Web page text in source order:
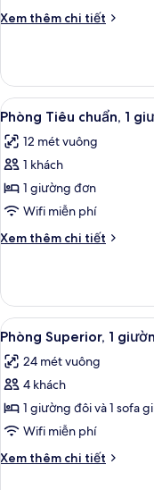
1Xem thêm chi tiết
Chi
Phòng
đôi
Tiêu
chuẩn,
giường
Xem
tất
cả
ảnh
Phòng
Tiêu
chuẩn,
1
đơn
10
Phòng Tiêu chuẩn, 1
12 mét vuông
1 khách
1 giường đơn
Wifi miễn phí
Xem thêm chi tiết
Chi
Phòng
Tiêu
chuẩn,
giường
đơn
Xem
tất
cả
ảnh
Phòng
Superior,
1
giường
10
Phòng Superior, 1
24 mét vuông
4 khách
1 giường đôi và 1 sofa
Wifi miễn phí
Xem thêm chi tiết
Chi